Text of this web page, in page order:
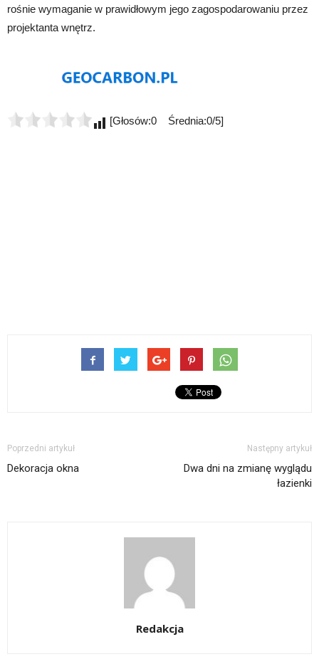
rośnie wymaganie w prawidłowym jego zagospodarowaniu przez
projektanta wnętrz.
[Głosów:0 Średnia:0/5]
Poprzedni artykuł
Dekoracja okna
Następny artykuł
Dwa dni na zmianę wyglądu
łazienki
Redakcja